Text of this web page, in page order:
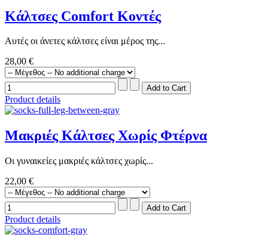
Κάλτσες Comfort Κοντές
Αυτές οι άνετες κάλτσες είναι μέρος της...
28,00 €
Product details
Μακριές Κάλτσες Χωρίς Φτέρνα
Οι γυναικείες μακριές κάλτσες χωρίς...
22,00 €
Product details